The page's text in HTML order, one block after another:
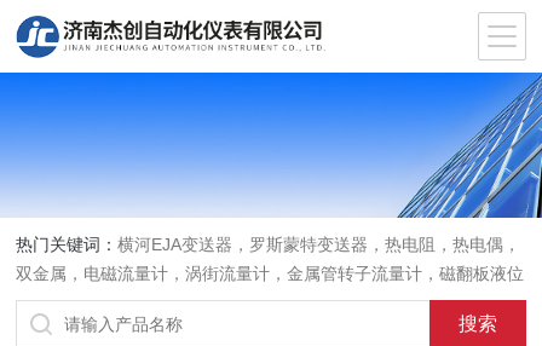
热门关键词：横河EJA变送器，罗斯蒙特变送器，热电阻，热电偶，
双金属，电磁流量计，涡街流量计，金属管转子流量计，磁翻板液位
计，超声波液位计